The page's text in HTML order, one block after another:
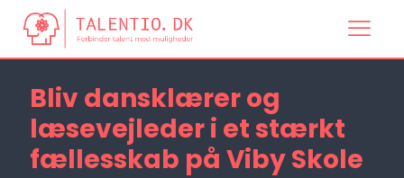
Bliv dansklærer og
læsevejleder i et stærkt
fællesskab på Viby Skole